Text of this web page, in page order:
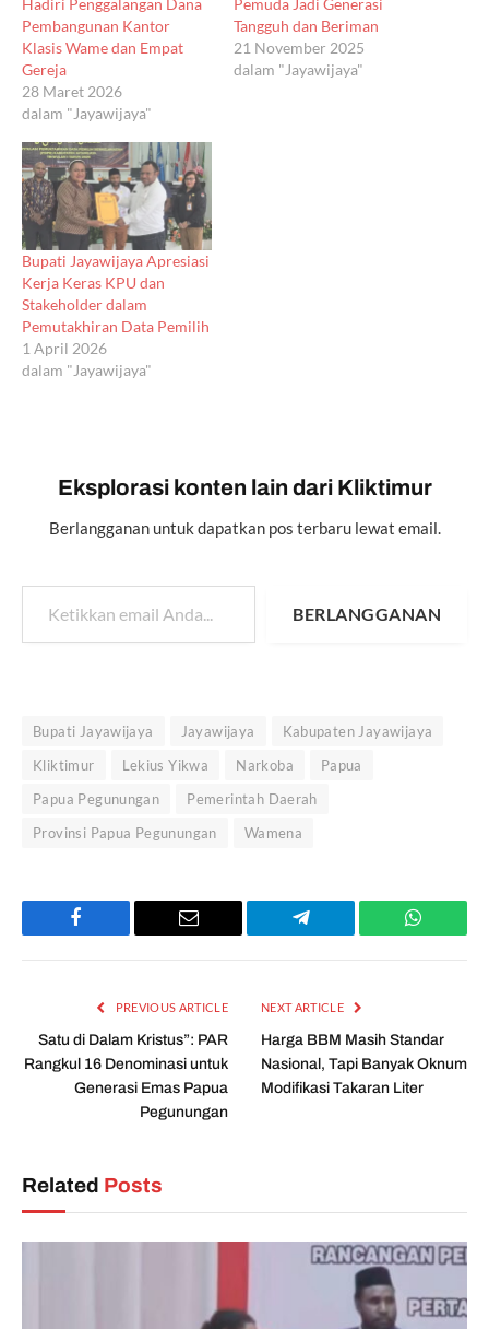
Hadiri Penggalangan Dana
Pembangunan Kantor
Klasis Wame dan Empat
Gereja
28 Maret 2026
dalam "Jayawijaya"
Pemuda Jadi Generasi
Tangguh dan Beriman
21 November 2025
dalam "Jayawijaya"
Bupati Jayawijaya Apresiasi
Kerja Keras KPU dan
Stakeholder dalam
Pemutakhiran Data Pemilih
1 April 2026
dalam "Jayawijaya"
Eksplorasi konten lain dari Kliktimur
Berlangganan untuk dapatkan pos terbaru lewat email.
Ketikkan email Anda...
BERLANGGANAN
Bupati Jayawijaya Jayawijaya
Kabupaten Jayawijaya
Kliktimur
Lekius Yikwa Narkoba
Papua
Papua Pegunungan
Pemerintah Daerah
Provinsi Papua Pegunungan
Wamena
Facebook Email Telegram
PREVIOUS ARTICLE
Satu di Dalam Kristus”: PAR
Rangkul 16 Denominasi untuk
Generasi Emas Papua
Pegunungan
NEXT ARTICLE
Harga BBM Masih Standar
Nasional, Tapi Banyak Oknum
Modifikasi Takaran Liter
Related Posts